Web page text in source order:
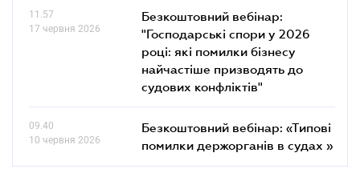
11.57
17 червня 2026
Безкоштовний вебінар:
"Господарські спори у 2026
році: які помилки бізнесу
найчастіше призводять до
судових конфліктів"
09.40
10 червня 2026
Безкоштовний вебінар: «Типові
помилки держорганів в судах »